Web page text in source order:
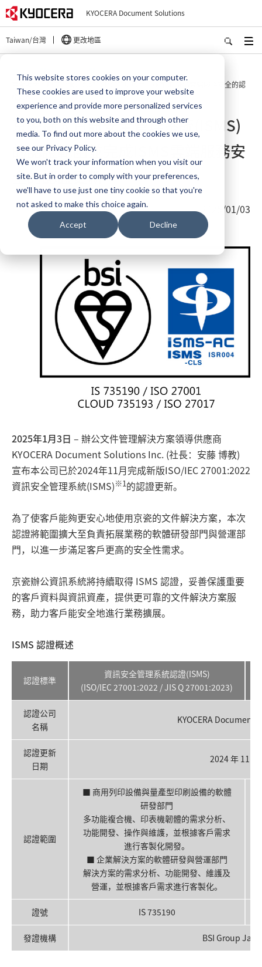
This website stores cookies on your computer.
These cookies are used to improve your website
experience and provide more personalized services
to you, both on this website and through other
media. To find out more about the cookies we use,
see our Privacy Policy.
We won't track your information when you visit our
site. But in order to comply with your preferences,
we'll have to use just one tiny cookie so that you're
not asked to make this choice again.
Accept Decline
KYOCERA Document Solutions
Taiwan/台灣 更改地區
京瓷擴大資訊安全管理系統(ISMS)的認證範圍並完成ISMS雲端服務安全的認
證更新
京瓷擴大資訊安全管理系統(ISMS)
的認證範圍並完成ISMS雲端服務安
全的認證更新
2025/01/03
2025年1月3日 – 辦公文件管理解決方案領導供應商
KYOCERA Document Solutions Inc. (社長：安藤 博教)
宣布本公司已於2024年11月完成新版ISO/IEC 27001:2022
資訊安全管理系統(ISMS)※1的認證更新。
為了使客戶能夠更安心地使用京瓷的文件解決方案，本次
認證將範圍擴大至負責拓展業務的軟體研發部門與營運部
門，以進一步滿足客戶更高的安全性需求。
京瓷辦公資訊系統將持續取得 ISMS 認證，妥善保護重要
的客戶資料與資訊資產，提供更可靠的文件解決方案服
務，助力客戶能安全地進行業務擴展。
ISMS 認證概述
認證標準
資訊安全管理系統認證(ISMS)
(ISO/IEC 27001:2022 / JIS Q 27001:2023)
認證公司
名稱
KYOCERA Document
認證更新
日期
2024 年 11 月
認證範圍
■ 商用列印設備與量產型印刷設備的軟體
研發部門
多功能複合機、印表機韌體的需求分析、
功能開發、操作與維護，並根據客戶需求
進行客製化開發。
■ 企業解決方案的軟體研發與營運部門
解決方案的需求分析、功能開發、維護及
營運，並根據客戶需求進行客製化。
證號 IS 735190
發證機構 BSI Group